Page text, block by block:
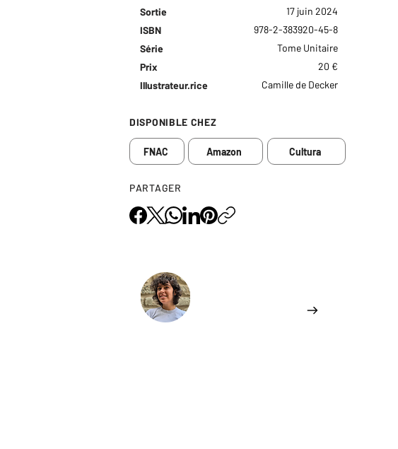
Sortie
ISBN
Série
Prix
Illustrateur.rice
17 juin 2024
978-2-383920-45-8
Tome Unitaire
20 €
Camille de Decker
DISPONIBLE CHEZ
FNAC Amazon Cultura
PARTAGER